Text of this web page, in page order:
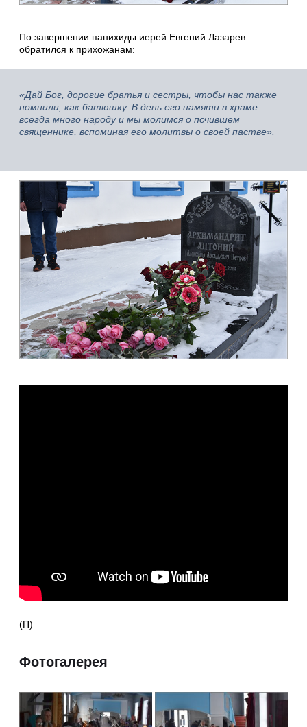
По завершении панихиды иерей Евгений Лазарев
обратился к прихожанам:
«Дай Бог, дорогие братья и сестры, чтобы нас также
помнили, как батюшку. В день его памяти в храме
всегда много народу и мы молимся о почившем
священнике, вспоминая его молитвы о своей пастве».
(П)
Фотогалерея